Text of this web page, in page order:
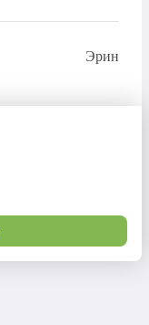
Эрин